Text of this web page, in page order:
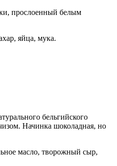
прослоенный белым
яйца, мука.
бельгийского
Начинка шоколадная, но
масло, творожный сыр,